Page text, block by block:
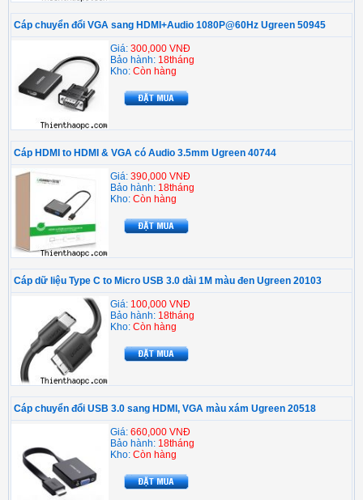
Cáp chuyển đổi VGA sang HDMI+Audio 1080P@60Hz Ugreen 50945
Giá: 300,000 VNĐ
Bảo hành: 18tháng
Kho: Còn hàng
Cáp HDMI to HDMI & VGA có Audio 3.5mm Ugreen 40744
Giá: 390,000 VNĐ
Bảo hành: 18tháng
Kho: Còn hàng
Cáp dữ liệu Type C to Micro USB 3.0 dài 1M màu đen Ugreen 20103
Giá: 100,000 VNĐ
Bảo hành: 18tháng
Kho: Còn hàng
Cáp chuyển đổi USB 3.0 sang HDMI, VGA màu xám Ugreen 20518
Giá: 660,000 VNĐ
Bảo hành: 18tháng
Kho: Còn hàng